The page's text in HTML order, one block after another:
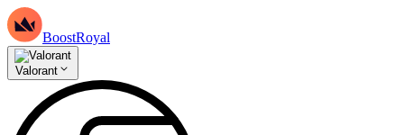
BoostRoyal
Valorant